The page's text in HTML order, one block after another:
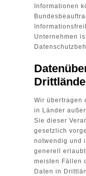
Informationen
Unternehmen
Wir übertragen
in Länder
Sie dieser
gesetzlich
notwendig und
generell
meisten Fällen
Daten in